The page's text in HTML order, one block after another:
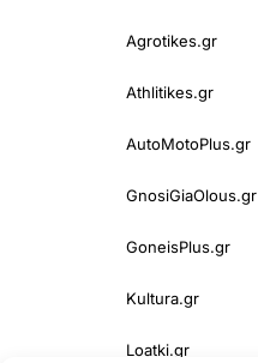
Agrotikes.gr
Athlitikes.gr
AutoMotoPlus.gr
GnosiGiaOlous.gr
GoneisPlus.gr
Kultura.gr
Loatki.gr